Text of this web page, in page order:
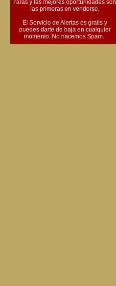
raras y las mejores oportunidades son
las primeras en venderse.
El Servicio de Alertas es gratis y
puedes darte de baja en cualquier
momento. No hacemos Spam.